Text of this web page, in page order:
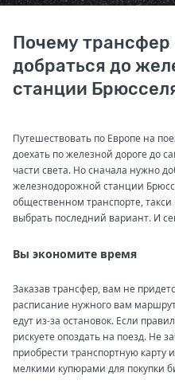
Почему
добраться до
станции
Путешествовать по Европе на
доехать по железной дороге до
части света. Но сначала нужно
железнодорожной станции
общественном транспорте,
выбрать последний вариант. И
Вы экономите время
Заказав трансфер, вам не
расписание нужного вам
едут из-за остановок. Если
рискуете опоздать на поезд. Не
приобрести транспортную карту
мелкими купюрами для покупки